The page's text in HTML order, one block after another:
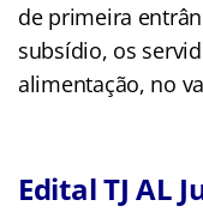
de primeira
subsídio, os
alimentação, no
Edital TJ AL